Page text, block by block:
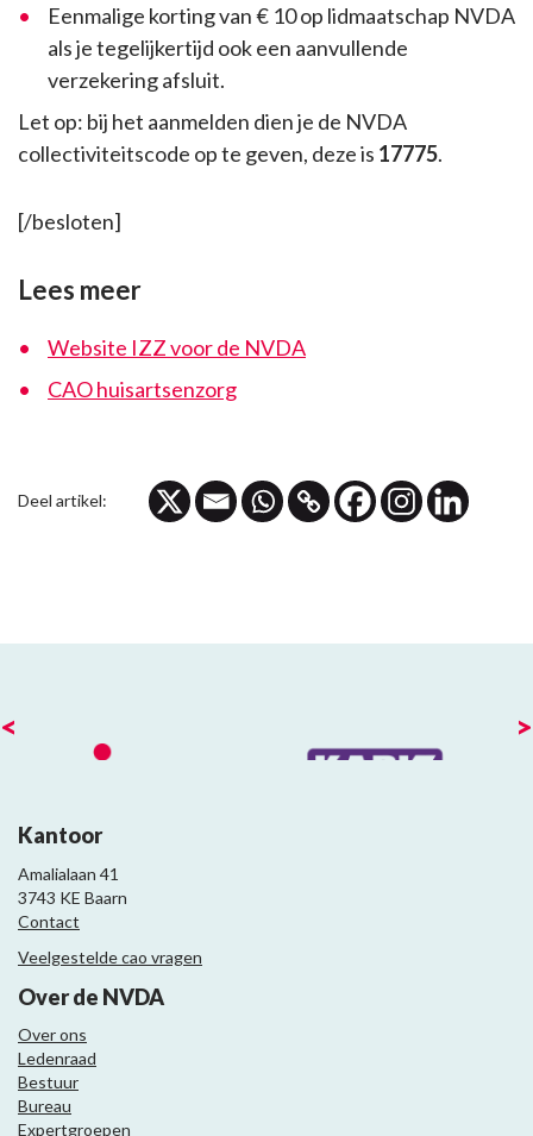
Eenmalige korting van € 10 op lidmaatschap NVDA
als je tegelijkertijd ook een aanvullende
verzekering afsluit.
Let op: bij het aanmelden dien je de NVDA
collectiviteitscode op te geven, deze is 17775.
[/besloten]
Lees meer
Website IZZ voor de NVDA
CAO huisartsenzorg
Deel artikel:
< >
Kantoor
Amalialaan 41
3743 KE Baarn
Contact
Veelgestelde cao vragen
Over de NVDA
Over ons
Ledenraad
Bestuur
Bureau
Expertgroepen